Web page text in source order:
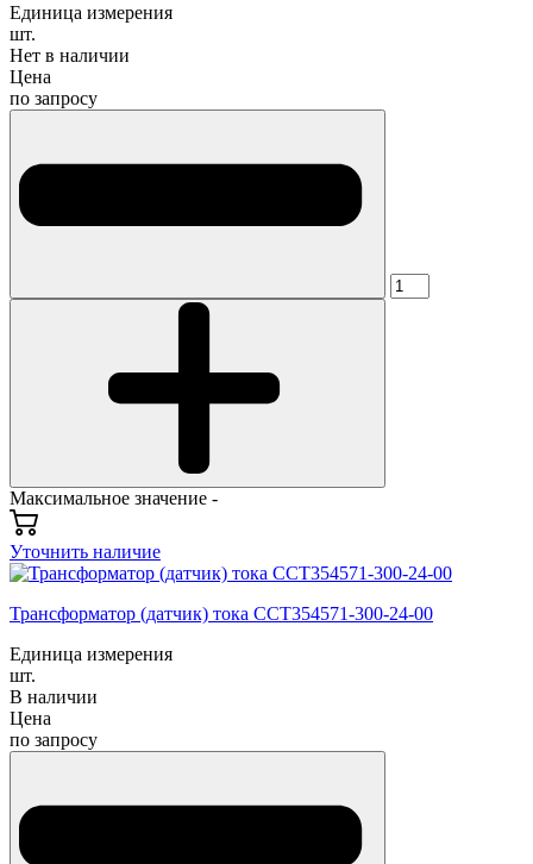
Единица измерения
шт.
Нет в наличии
Цена
по запросу
Максимальное значение -
Уточнить наличие
Трансформатор (датчик) тока CCT354571-300-24-00
Единица измерения
шт.
В наличии
Цена
по запросу